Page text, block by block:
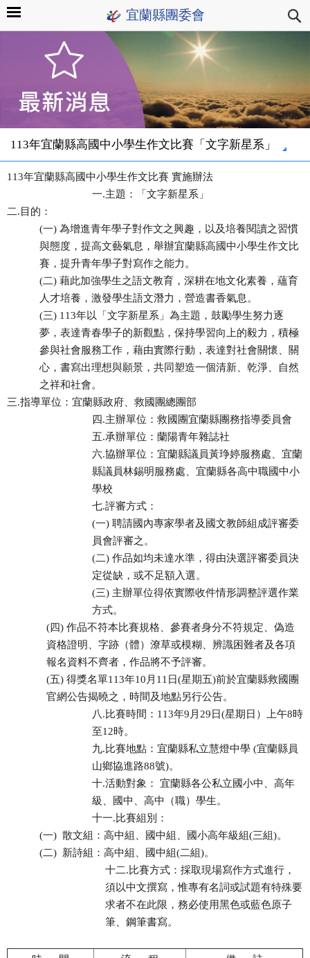
宜蘭縣團委會
113年宜蘭縣高國中小學生作文比賽「文字新星系」
113年宜蘭縣高國中小學生作文比賽 實施辦法
一.主題：「文字新星系」
二.目的：
(一) 為增進青年學子對作文之興趣，以及培養閱讀之習慣
與態度，提高文藝氣息，舉辦宜蘭縣高國中小學生作文比
賽，提升青年學子對寫作之能力。
(二) 藉此加強學生之語文教育，深耕在地文化素養，蘊育
人才培養，激發學生語文潛力，營造書香氣息。
(三) 113年以「文字新星系」為主題，鼓勵學生努力逐
夢，表達青春學子的新觀點，保持學習向上的毅力，積極
參與社會服務工作，藉由實際行動，表達對社會關懷、關
心，書寫出理想與願景，共同塑造一個清新、乾淨、自然
之祥和社會。
三.指導單位：宜蘭縣政府、救國團總團部
四.主辦單位：救國團宜蘭縣團務指導委員會
五.承辦單位：蘭陽青年雜誌社
六.協辦單位：宜蘭縣議員黃琤婷服務處、宜蘭
縣議員林錫明服務處、宜蘭縣各高中職國中小
學校
七.評審方式：
(一) 聘請國內專家學者及國文教師組成評審委
員會評審之。
(二) 作品如均未達水準，得由決選評審委員決
定從缺，或不足額入選。
(三) 主辦單位得依實際收件情形調整評選作業
方式。
(四) 作品不符本比賽規格、參賽者身分不符規定、偽造
資格證明、字跡（體）潦草或模糊、辨識困難者及各項
報名資料不齊者，作品將不予評審。
(五) 得獎名單113年10月11日(星期五)前於宜蘭縣救國團
官網公告揭曉之，時間及地點另行公告。
八.比賽時間：113年9月29日(星期日）上午8時
至12時。
九.比賽地點：宜蘭縣私立慧燈中學 (宜蘭縣員
山鄉協進路88號)。
十.活動對象： 宜蘭縣各公私立國小中、高年
級、國中、高中（職）學生。
十一.比賽組別：
(一) 散文組：高中組、國中組、國小高年級組(三組)。
(二) 新詩組：高中組、國中組(二組)。
十二.比賽方式：採取現場寫作方式進行，
須以中文撰寫，惟專有名詞或試題有特殊要
求者不在此限，務必使用黑色或藍色原子
筆、鋼筆書寫。